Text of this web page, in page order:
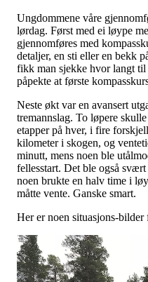
Ungdommene våre
lørdag. Først med ei løype
gjennomføres med
detaljer, en sti eller en bekk
fikk man sjekke hvor langt
påpekte at første
Neste økt var en avansert
tremannslag. To løpere
etapper på hver, i fire
kilometer i skogen, og
minutt, mens noen ble
fellesstart. Det ble også
noen brukte en halv time i
måtte vente. Ganske smart.
Her er noen situasjons-bilder